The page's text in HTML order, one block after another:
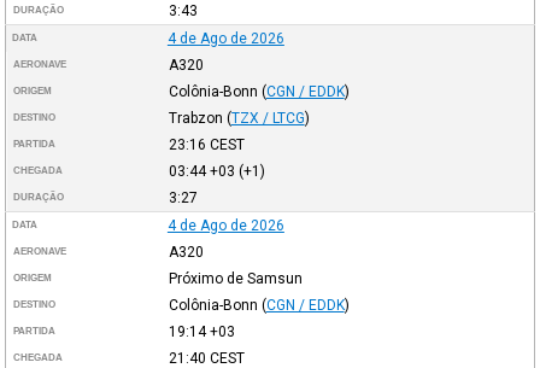
DURAÇÃO 3:43
DATA 4 de Ago de 2026
AERONAVE A320
ORIGEM Colônia-Bonn (CGN / EDDK)
DESTINO Trabzon (TZX / LTCG)
PARTIDA 23:16 CEST
CHEGADA 03:44+03 (+1)
DURAÇÃO 3:27
DATA 4 de Ago de 2026
AERONAVE A320
ORIGEM Próximo de Samsun
DESTINO Colônia-Bonn (CGN / EDDK)
PARTIDA 19:14+03
CHEGADA 21:40 CEST